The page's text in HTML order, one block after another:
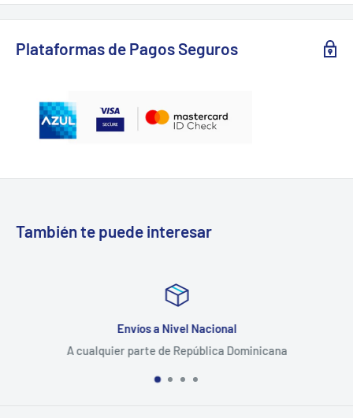
Plataformas de Pagos Seguros
También te puede interesar
Envíos a Nivel Nacional
A cualquier parte de República Dominicana